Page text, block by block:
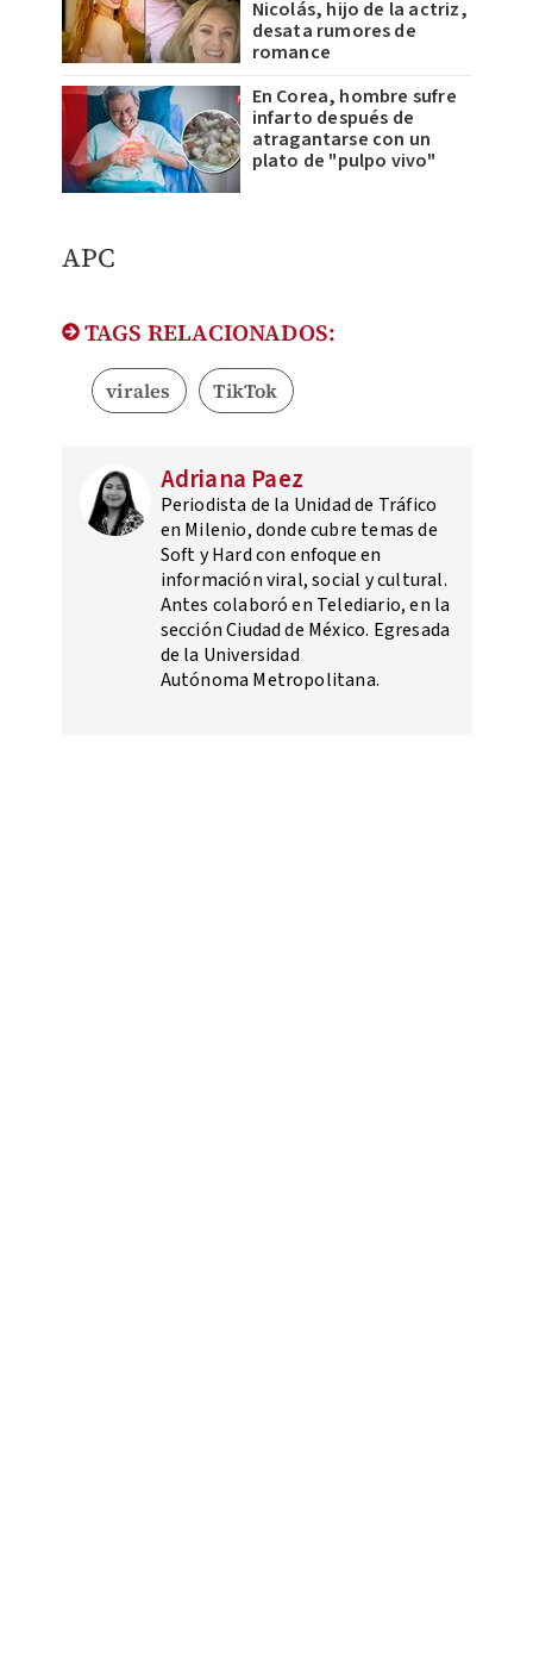
Nicolás, hijo de la actriz,
desata rumores de
romance
En Corea, hombre sufre
infarto después de
atragantarse con un
plato de "pulpo vivo"
APC
TAGS RELACIONADOS:
virales TikTok
Adriana Paez
Periodista de la Unidad de Tráfico
en Milenio, donde cubre temas de
Soft y Hard con enfoque en
información viral, social y cultural.
Antes colaboró en Telediario, en la
sección Ciudad de México. Egresada
de la Universidad
Autónoma Metropolitana.